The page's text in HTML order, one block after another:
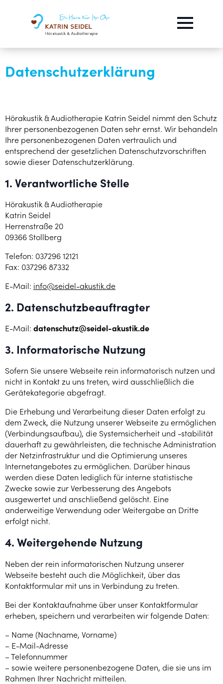
Datenschutzerklärung
Hörakustik & Audiotherapie Katrin Seidel nimmt den Schutz
Ihrer personenbezogenen Daten sehr ernst. Wir behandeln
Ihre personenbezogenen Daten vertraulich und
entsprechend der gesetzlichen Datenschutzvorschriften
sowie dieser Datenschutzerklärung.
1. Verantwortliche Stelle
Hörakustik & Audiotherapie
Katrin Seidel
Herrenstraße 20
09366 Stollberg
Telefon: 037296 12121
Fax: 037296 87332
E-Mail: info@seidel-akustik.de
2. Datenschutzbeauftragter
E-Mail: datenschutz@seidel-akustik.de
3. Informatorische Nutzung
Sofern Sie unsere Webseite rein informatorisch nutzen und
nicht in Kontakt zu uns treten, wird ausschließlich die
Gerätekategorie abgefragt.
Die Erhebung und Verarbeitung dieser Daten erfolgt zu
dem Zweck, die Nutzung unserer Webseite zu ermöglichen
(Verbindungsaufbau), die Systemsicherheit und -stabilität
dauerhaft zu gewährleisten, die technische Administration
der Netzinfrastruktur und die Optimierung unseres
Internetangebotes zu ermöglichen. Darüber hinaus
werden diese Daten lediglich für interne statistische
Zwecke sowie zur Verbesserung des Angebots
ausgewertet und anschließend gelöscht. Eine
anderweitige Verwendung oder Weitergabe an Dritte
erfolgt nicht.
4. Weitergehende Nutzung
Neben der rein informatorischen Nutzung unserer
Webseite besteht auch die Möglichkeit, über das
Kontaktformular mit uns in Verbindung zu treten.
Bei der Kontaktaufnahme über unser Kontaktformular
erheben, speichern und verarbeiten wir folgende Daten:
– Name (Nachname, Vorname)
– E-Mail-Adresse
– Telefonnummer
– sowie weitere personenbezogene Daten, die sie uns im
Rahmen Ihrer Nachricht mitteilen.